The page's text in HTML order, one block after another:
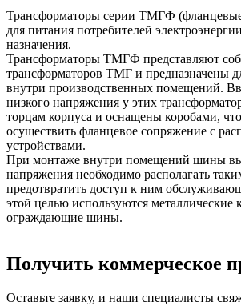
Трансформаторы серии ТМГФ
для питания потребителей
назначения.
Трансформаторы ТМГФ представляют
трансформаторов ТМГ и предназначены
внутри производственных помещений.
низкого напряжения у этих
торцам корпуса и оснащены коробами,
осуществить фланцевое сопряжение с
устройствами.
При монтаже внутри помещений шины
напряжения необходимо располагать
предотвратить доступ к ним
этой целью используются металлические
ограждающие шины.
Получить коммерческое
Оставьте заявку, и наши специалисты